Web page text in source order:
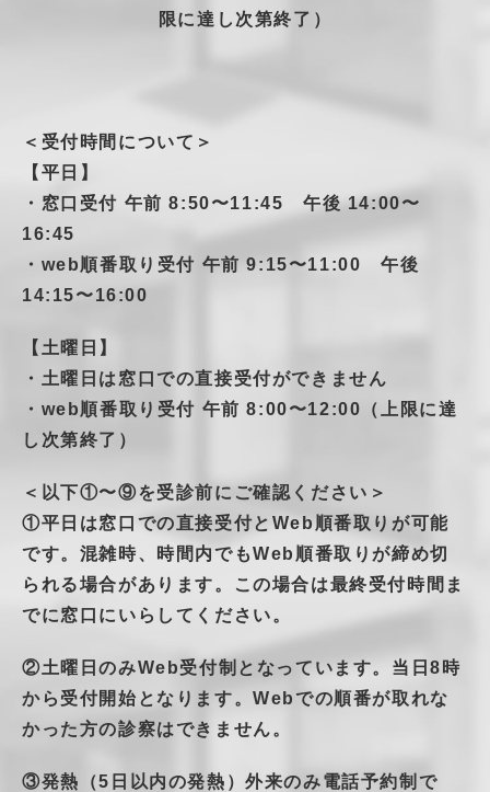
限に達し次第終了）
＜受付時間について＞
【平日】
・窓口受付 午前 8:50〜11:45 午後 14:00〜
16:45
・web順番取り受付 午前 9:15〜11:00 午後
14:15〜16:00
【土曜日】
・土曜日は窓口での直接受付ができません
・web順番取り受付 午前 8:00〜12:00（上限に達
し次第終了）
＜以下①〜⑨を受診前にご確認ください＞
①平日は窓口での直接受付とWeb順番取りが可能
です。混雑時、時間内でもWeb順番取りが締め切
られる場合があります。この場合は最終受付時間ま
でに窓口にいらしてください。
②土曜日のみWeb受付制となっています。当日8時
から受付開始となります。Webでの順番が取れな
かった方の診察はできません。
③発熱（5日以内の発熱）外来のみ電話予約制で